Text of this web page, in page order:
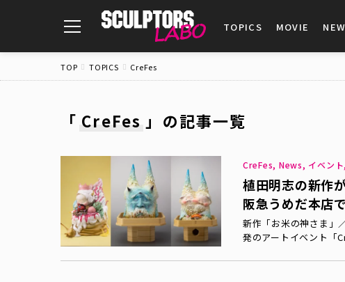
toggle
navigation
TOPICS MOVIE
TOP TOPICS CreFes
「 CreFes 」 の記事一覧
CreFes, News, イベン
植田明志の新作
阪急うめだ本店
新作「お米の神さま
発のアートイベント「